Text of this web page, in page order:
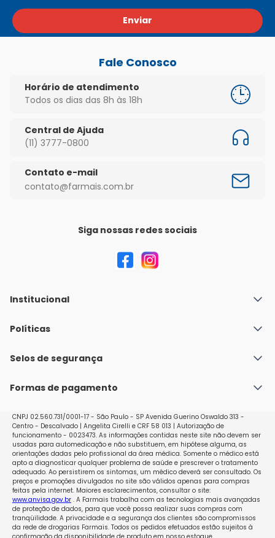
Enviar
Fale Conosco
Horário de atendimento
Todos os dias das 8h às 18h
Central de Ajuda
(11) 3777-0800
Contato e-mail
contato@farmais.com.br
Siga nossas redes sociais
Institucional
Quem Somos
Nossas lojas
Políticas
Política de Envio
Políticas de Trocas e Devoluções
Selos de segurança
Formas de pagamento
CNPJ 02.560.731/0001-17 - São Paulo - SP Avenida Guerino Oswaldo 313 -
Centro - Descalvado | Angelita Cirelli e CRF 58 013 | Autorização de
funcionamento - 0023473. As informações contidas neste site não devem ser
usadas para automedicação e não substituem, em hipótese alguma, as
orientações dadas pelo profissional da área médica. Somente o médico está
apto a diagnosticar qualquer problema de saúde e prescrever o tratamento
adequado. Ao persistirem os sintomas, um médico deverá ser consultado. Os
preços e promoções divulgados no site são válidos apenas para compras
feitas pela internet. Maiores esclarecimentos, consultar o site:
www.anvisa.gov.br. A Farmais trabalha com as tecnologias mais avançadas
de proteção de dados, para que você possa realizar suas compras com
tranqüilidade. A privacidade e a segurança dos clientes são compromissos
da rede de drogarias Farmais. Todos os pedidos efetuados estão sujeitos à